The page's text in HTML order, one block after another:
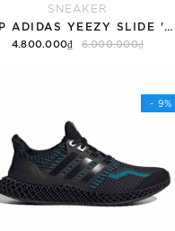
SNEAKER
4.800.000₫ 6.000.000₫
- 9%